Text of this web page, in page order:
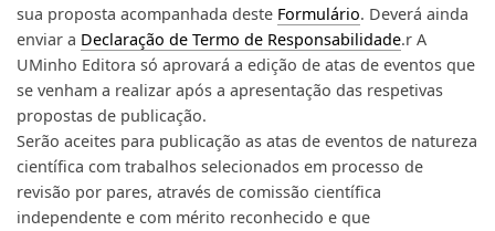
sua proposta acompanhada deste Formulário. Deverá ainda
enviar a Declaração de Termo de Responsabilidade.r A
UMinho Editora só aprovará a edição de atas de eventos que
se venham a realizar após a apresentação das respetivas
propostas de publicação.
Serão aceites para publicação as atas de eventos de natureza
científica com trabalhos selecionados em processo de
revisão por pares, através de comissão científica
independente e com mérito reconhecido e que